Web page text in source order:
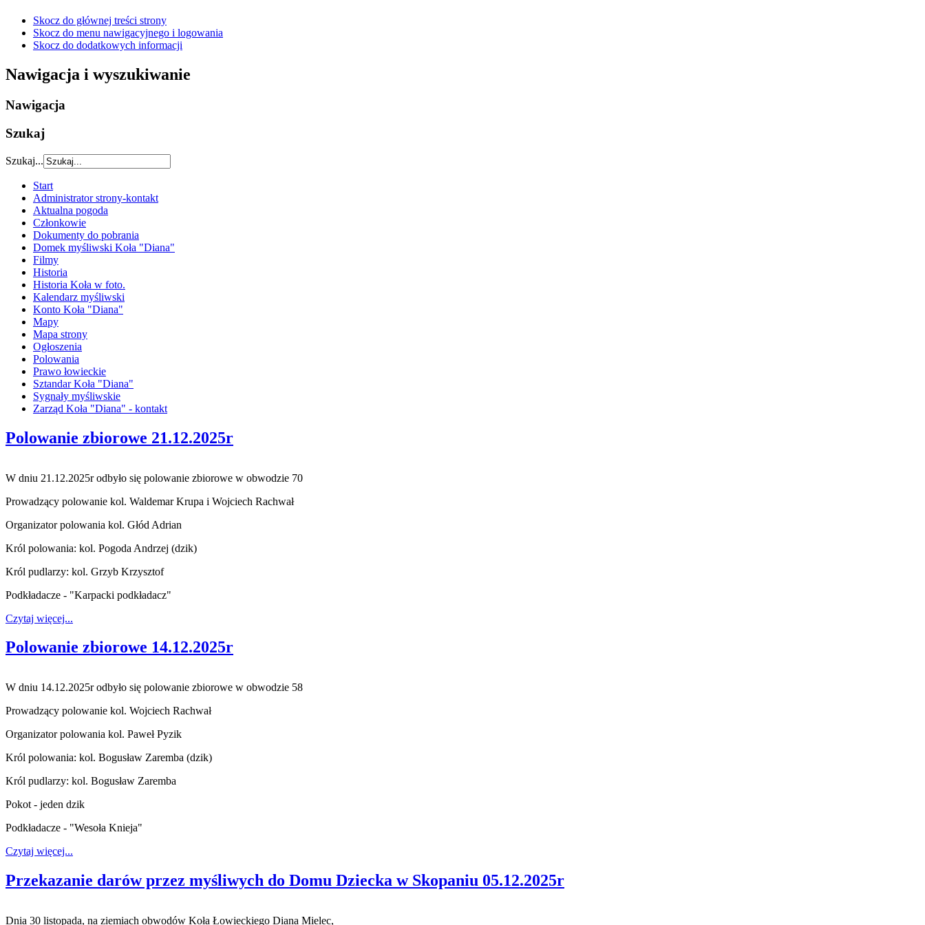
Skocz do głównej treści strony
Skocz do menu nawigacyjnego i logowania
Skocz do dodatkowych informacji
Nawigacja i wyszukiwanie
Nawigacja
Szukaj
Szukaj...
Start
Administrator strony-kontakt
Aktualna pogoda
Członkowie
Dokumenty do pobrania
Domek myśliwski Koła "Diana"
Filmy
Historia
Historia Koła w foto.
Kalendarz myśliwski
Konto Koła "Diana"
Mapy
Mapa strony
Ogłoszenia
Polowania
Prawo łowieckie
Sztandar Koła "Diana"
Sygnały myśliwskie
Zarząd Koła "Diana" - kontakt
Polowanie zbiorowe 21.12.2025r
W dniu 21.12.2025r odbyło się polowanie zbiorowe w obwodzie 70
Prowadzący polowanie kol. Waldemar Krupa i Wojciech Rachwał
Organizator polowania kol. Głód Adrian
Król polowania: kol. Pogoda Andrzej (dzik)
Król pudlarzy: kol. Grzyb Krzysztof
Podkładacze - "Karpacki podkładacz"
Czytaj więcej...
Polowanie zbiorowe 14.12.2025r
W dniu 14.12.2025r odbyło się polowanie zbiorowe w obwodzie 58
Prowadzący polowanie kol. Wojciech Rachwał
Organizator polowania kol. Paweł Pyzik
Król polowania: kol. Bogusław Zaremba (dzik)
Król pudlarzy: kol. Bogusław Zaremba
Pokot - jeden dzik
Podkładacze - "Wesoła Knieja"
Czytaj więcej...
Przekazanie darów przez myśliwych do Domu Dziecka w Skopaniu 05.12.2025r
Dnia 30 listopada, na ziemiach obwodów Koła Łowieckiego Diana Mielec,